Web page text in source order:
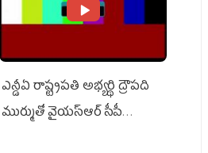
ఎన్డీఏ రాష్ట్ర‌ప‌తి అభ్య‌ర్థి ద్రౌప‌ది
ముర్ముతో వైయ‌స్ఆర్ సీపీ